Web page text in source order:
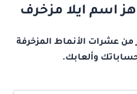
اسم ايلا مزخرف
من عشرات الأنماط المزخرفة
وألعابك.